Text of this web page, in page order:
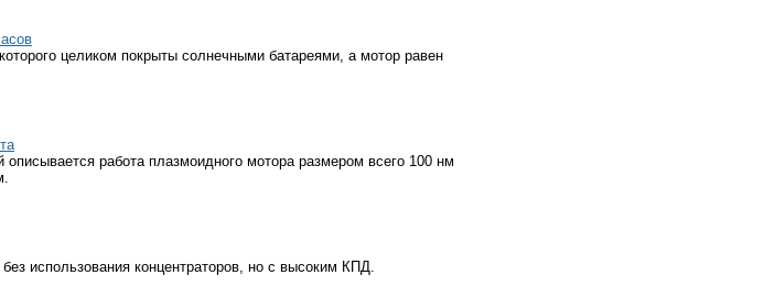
целиком покрыты солнечными батареями, а мотор равен
работа плазмоидного мотора размером всего 100 нм
использования концентраторов, но с высоким КПД.